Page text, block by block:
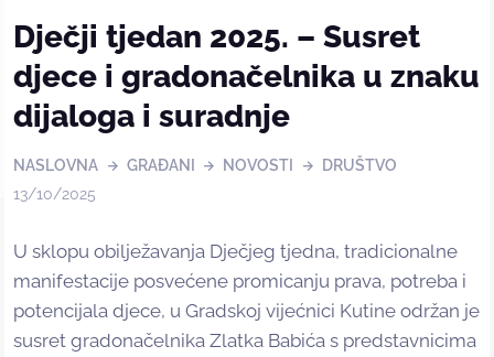
Dječji tjedan 2025. – Susret
djece i gradonačelnika u znaku
dijaloga i suradnje
NASLOVNA GRAĐANI NOVOSTI
DRUŠTVO
13/10/2025
U sklopu obilježavanja Dječjeg tjedna, tradicionalne
manifestacije posvećene promicanju prava, potreba i
potencijala djece, u Gradskoj vijećnici Kutine održan je
susret gradonačelnika Zlatka Babića s predstavnicima